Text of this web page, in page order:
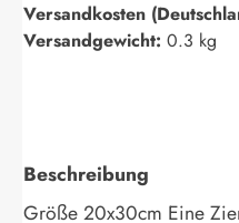
Versandkosten
Versandgewicht: 0.3 kg
Beschreibung
Größe 20x30cm Eine